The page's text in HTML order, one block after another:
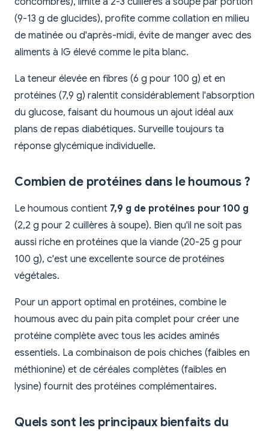
(9-13 g de glucides), profite comme collation en milieu
de matinée ou d'après-midi, évite de manger avec des
aliments à IG élevé comme le pita blanc.
La teneur élevée en fibres (6 g pour 100 g) et en
protéines (7,9 g) ralentit considérablement l'absorption
du glucose, faisant du houmous un ajout idéal aux
plans de repas diabétiques. Surveille toujours ta
réponse glycémique individuelle.
Combien de protéines dans le houmous ?
Le houmous contient 7,9 g de protéines pour 100 g
(2,2 g pour 2 cuillères à soupe). Bien qu'il ne soit pas
aussi riche en protéines que la viande (20-25 g pour
100 g), c'est une excellente source de protéines
végétales.
Pour un apport optimal en protéines, combine le
houmous avec du pain pita complet pour créer une
protéine complète avec tous les acides aminés
essentiels. La combinaison de pois chiches (faibles en
méthionine) et de céréales complètes (faibles en
lysine) fournit des protéines complémentaires.
Quels sont les principaux bienfaits du